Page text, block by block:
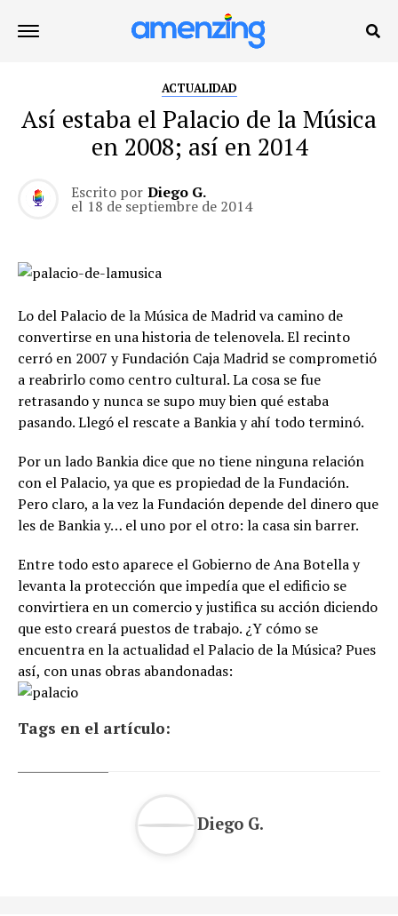
ACTUALIDAD
Así estaba el Palacio de la Música
en 2008; así en 2014
Escrito por Diego G.
el 18 de septiembre de 2014
Lo del Palacio de la Música de Madrid va camino de
convertirse en una historia de telenovela. El recinto
cerró en 2007 y Fundación Caja Madrid se comprometió
a reabrirlo como centro cultural. La cosa se fue
retrasando y nunca se supo muy bien qué estaba
pasando. Llegó el rescate a Bankia y ahí todo terminó.
Por un lado Bankia dice que no tiene ninguna relación
con el Palacio, ya que es propiedad de la Fundación.
Pero claro, a la vez la Fundación depende del dinero que
les de Bankia y… el uno por el otro: la casa sin barrer.
Entre todo esto aparece el Gobierno de Ana Botella y
levanta la protección que impedía que el edificio se
convirtiera en un comercio y justifica su acción diciendo
que esto creará puestos de trabajo. ¿Y cómo se
encuentra en la actualidad el Palacio de la Música? Pues
así, con unas obras abandonadas:
Tags en el artículo:
Diego G.